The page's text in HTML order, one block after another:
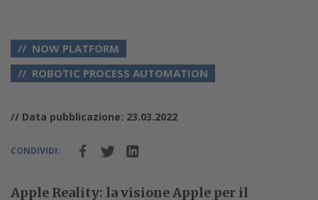
NOW PLATFORM
ROBOTIC PROCESS AUTOMATION
// Data pubblicazione: 23.03.2022
CONDIVIDI:
Apple Reality: la visione Apple per il